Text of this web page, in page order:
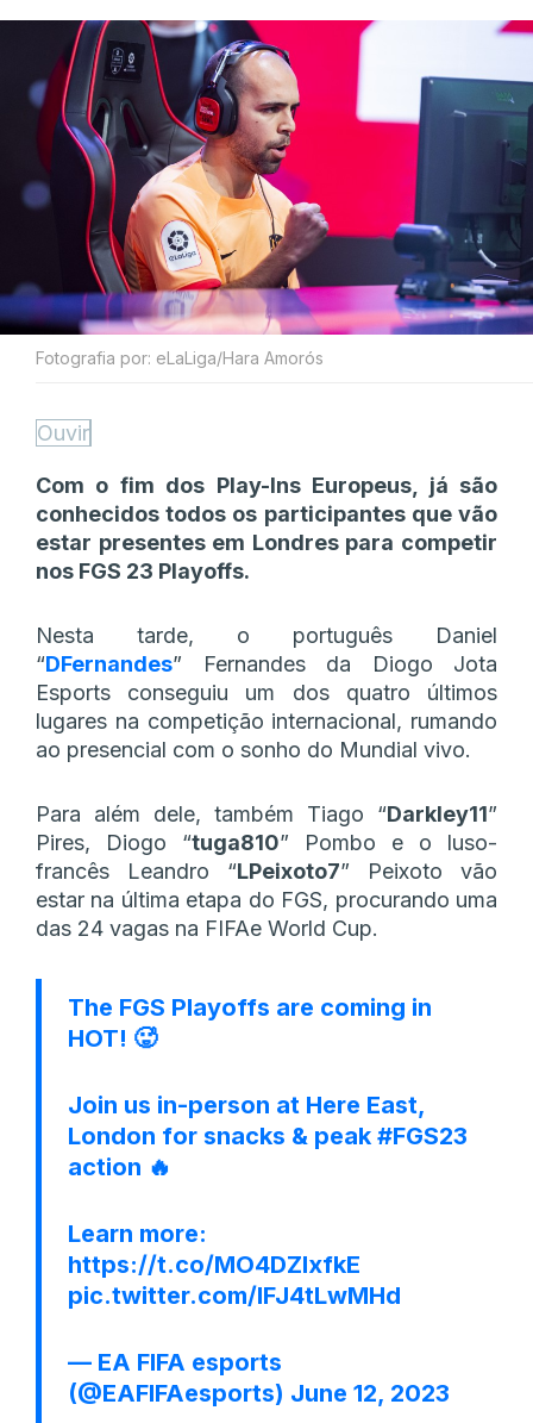
Fotografia por: eLaLiga/Hara Amorós
Ouvir
Com o fim dos Play-Ins Europeus, já são
conhecidos todos os participantes que vão
estar presentes em Londres para competir
nos FGS 23 Playoffs.
Nesta tarde, o português Daniel
“DFernandes” Fernandes da Diogo Jota
Esports conseguiu um dos quatro últimos
lugares na competição internacional, rumando
ao presencial com o sonho do Mundial vivo.
Para além dele, também Tiago “Darkley11”
Pires, Diogo “tuga810” Pombo e o luso-
francês Leandro “LPeixoto7” Peixoto vão
estar na última etapa do FGS, procurando uma
das 24 vagas na FIFAe World Cup.
The FGS Playoffs are coming in
HOT! 🥵
Join us in-person at Here East,
London for snacks & peak #FGS23
action 🔥
Learn more:
https://t.co/MO4DZlxfkE
pic.twitter.com/lFJ4tLwMHd
— EA FIFA esports
(@EAFIFAesports) June 12, 2023